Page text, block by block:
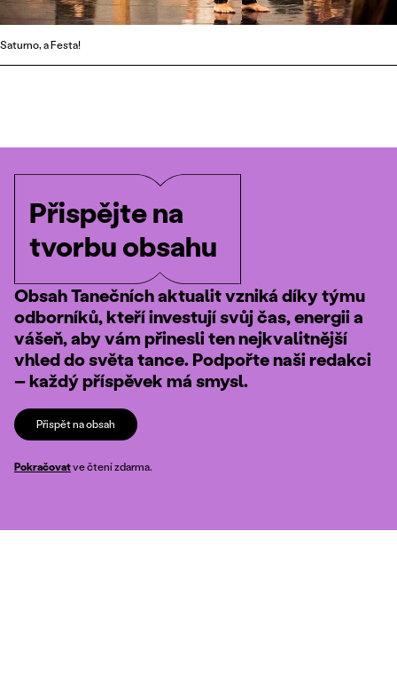
Saturno, a Festa!
Přispějte na
tvorbu obsahu
Obsah Tanečních aktualit vzniká díky týmu
odborníků, kteří investují svůj čas, energii a
vášeň, aby vám přinesli ten nejkvalitnější
vhled do světa tance. Podpořte naši redakci
– každý příspěvek má smysl.
Přispět na obsah
Pokračovatve čtení zdarma.